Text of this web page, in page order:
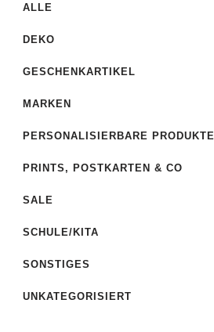
ALLE
DEKO
GESCHENKARTIKEL
MARKEN
PERSONALISIERBARE PRODUKTE
PRINTS, POSTKARTEN & CO
SALE
SCHULE/KITA
SONSTIGES
UNKATEGORISIERT